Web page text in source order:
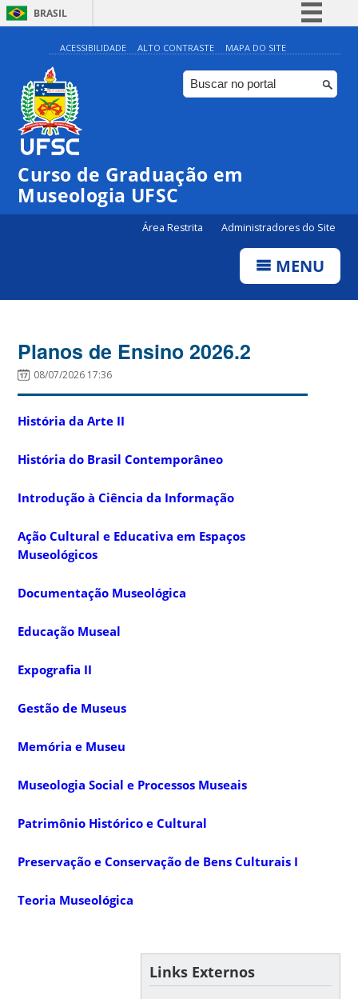
BRASIL
Simplifique!
Comunica BR
Participe
Canais
ACESSIBILIDADE ALTO CONTRASTE MAPA DO SITE
Curso de Graduação em
Museologia UFSC
Área Restrita Administradores do Site
MENU
Planos de Ensino 2026.2
08/07/2026 17:36
História da Arte II
História do Brasil Contemporâneo
Introdução à Ciência da Informação
Ação Cultural e Educativa em Espaços
Museológicos
Documentação Museológica
Educação Museal
Expografia II
Gestão de Museus
Memória e Museu
Museologia Social e Processos Museais
Patrimônio Histórico e Cultural
Preservação e Conservação de Bens Culturais I
Teoria Museológica
Links Externos